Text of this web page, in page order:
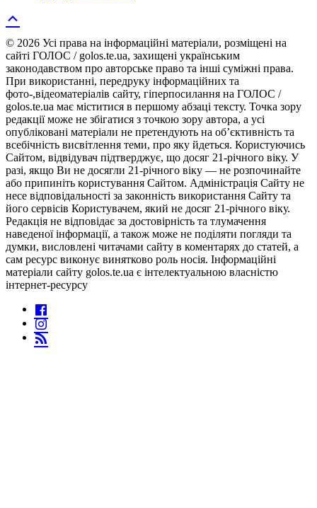
© 2026 Усі права на інформаційні матеріали, розміщені на
сайті ГОЛОС / golos.te.ua, захищені українським
законодавством про авторське право та інші суміжні права.
При використанні, передруку інформаційних та
фото-,відеоматеріалів сайту, гіперпосилання на ГОЛОС /
golos.te.ua має міститися в першому абзаці тексту. Точка зору
редакції може не збігатися з точкою зору автора, а усі
опубліковані матеріали не претендують на об’єктивність та
всебічність висвітлення теми, про яку йдеться. Користуючись
Сайтом, відвідувач підтверджує, що досяг 21-річного віку. У
разі, якщо Ви не досягли 21-річного віку — не розпочинайте
або припиніть користування Сайтом. Адміністрація Сайту не
несе відповідальності за законність використання Сайту та
його сервісів Користувачем, який не досяг 21-річного віку.
Редакція не відповідає за достовірність та тлумачення
наведеної інформації, а також може не поділяти погляди та
думки, висловлені читачами сайту в коментарях до статей, а
сам ресурс виконує винятково роль носія. Інформаційні
матеріали сайту golos.te.ua є інтелектуальною власністю
інтернет-ресурсу